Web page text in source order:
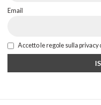
Email
Accetto le regole sulla privacy